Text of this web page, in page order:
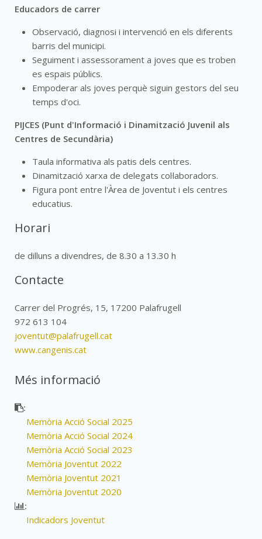
Educadors de carrer
Observació, diagnosi i intervenció en els diferents
barris del municipi.
Seguiment i assessorament a joves que es troben
es espais públics.
Empoderar als joves perquè siguin gestors del seu
temps d'oci.
PIJCES (Punt d'Informació i Dinamització Juvenil als
Centres de Secundària)
Taula informativa als patis dels centres.
Dinamització xarxa de delegats col·laboradors.
Figura pont entre l'Àrea de Joventut i els centres
educatius.
Horari
de dilluns a divendres, de 8.30 a 13.30 h
Contacte
Carrer del Progrés, 15, 17200 Palafrugell
972 613 104
joventut@palafrugell.cat
www.cangenis.cat
Més informació
:
Memòria Acció Social 2025
Memòria Acció Social 2024
Memòria Acció Social 2023
Memòria Joventut 2022
Memòria Joventut 2021
Memòria Joventut 2020
:
Indicadors Joventut